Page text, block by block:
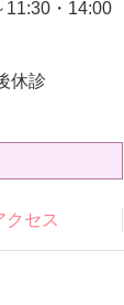
11:30・14:00
休診
クセス